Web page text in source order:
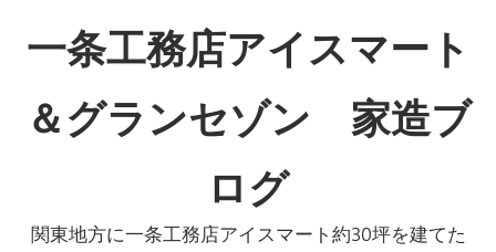
一条工務店アイスマート
＆グランセゾン 家造ブ
ログ
関東地方に一条工務店アイスマート約30坪を建てた